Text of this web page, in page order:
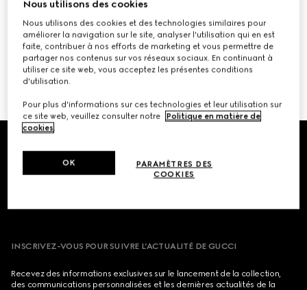
créative.
Footer
NOS BOUTIQUES
INSCRIVEZ-VOUS POUR SUIVRE L’ACTUALITÉ DE GUCCI
Recevez des informations exclusives sur le lancement de la collection,
des communications personnalisées et les dernières actualités de la
Nous utilisons des cookies
Nous utilisons des cookies et des technologies similaires pour
améliorer la navigation sur le site, analyser l'utilisation qui en est
faite, contribuer à nos efforts de marketing et vous permettre de
partager nos contenus sur vos réseaux sociaux. En continuant à
utiliser ce site web, vous acceptez les présentes conditions
d'utilisation.
Pour plus d'informations sur ces technologies et leur utilisation sur
ce site web, veuillez consulter notre
Politique en matière de
cookies.
PARAMÈTRES DES
COOKIES
OK